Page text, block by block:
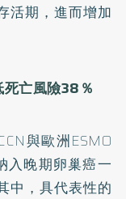
活期，進而增加
亡風險38％
與歐洲ESMO
入晚期卵巢癌一
中，具代表性的